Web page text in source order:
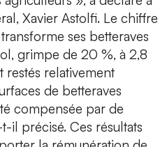
Xavier Astolfi. Le chiffre
ses betteraves
grimpe de 20 %, à 2,8
restés relativement
de betteraves
compensée par de
il précisé. Ces résultats